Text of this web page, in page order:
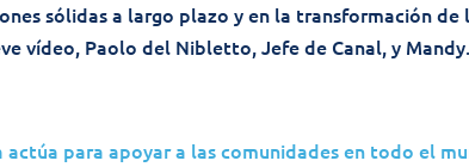
sólidas a largo plazo y en la transformación
vídeo, Paolo del Nibletto, Jefe de Canal, y